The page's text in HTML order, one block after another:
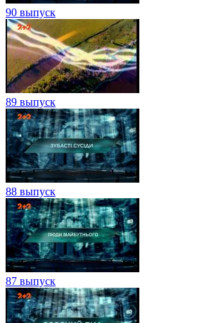
90 выпуск
89 выпуск
88 выпуск
87 выпуск